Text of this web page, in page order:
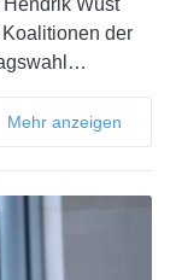
Wüst
der
Mehr anzeigen